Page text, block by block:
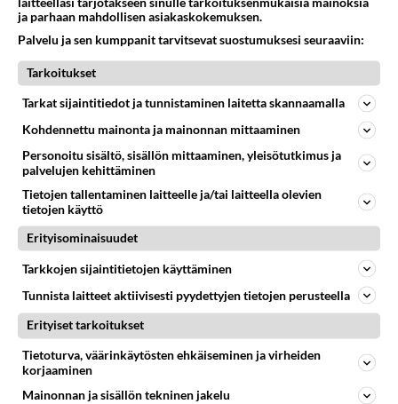
LUETUIMMAT
Muistatko? Kädestä suuhun
elävä Satu sai jättimäisen
miljonääriltä
Luetuimmat: Aarne Pelkonen
ja Noora Louhimo vihdoinkin
yhdessä - Tätä moni jo odotti
Tiesitkö? Martina Aitolehden
isäpuoli on tämä suosittu
laulaja
Kun yksi kauhallinen ei riitä...
Tämä helppo arkiruoka ei jää
ja parhaan mahdollisen asiakaskokemuksen.
Palvelu ja sen kumppanit tarvitsevat suostumuksesi seuraaviin:
Tarkoitukset
Tarkat sijaintitiedot ja tunnistaminen laitetta skannaamalla
Kohdennettu mainonta ja mainonnan mittaaminen
Personoitu sisältö, sisällön mittaaminen, yleisötutkimus ja
palvelujen kehittäminen
Tietojen tallentaminen laitteelle ja/tai laitteella olevien
tietojen käyttö
Erityisominaisuudet
Tarkkojen sijaintitietojen käyttäminen
Tunnista laitteet aktiivisesti pyydettyjen tietojen perusteella
Erityiset tarkoitukset
Tietoturva, väärinkäytösten ehkäiseminen ja virheiden
korjaaminen
Mainonnan ja sisällön tekninen jakelu